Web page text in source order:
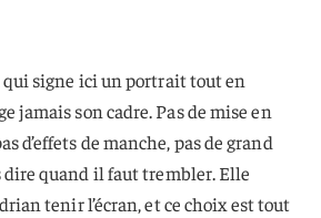
signe ici un portrait tout en
jamais son cadre. Pas de mise en
d’effets de manche, pas de grand
dire quand il faut trembler. Elle
tenir l’écran, et ce choix est tout